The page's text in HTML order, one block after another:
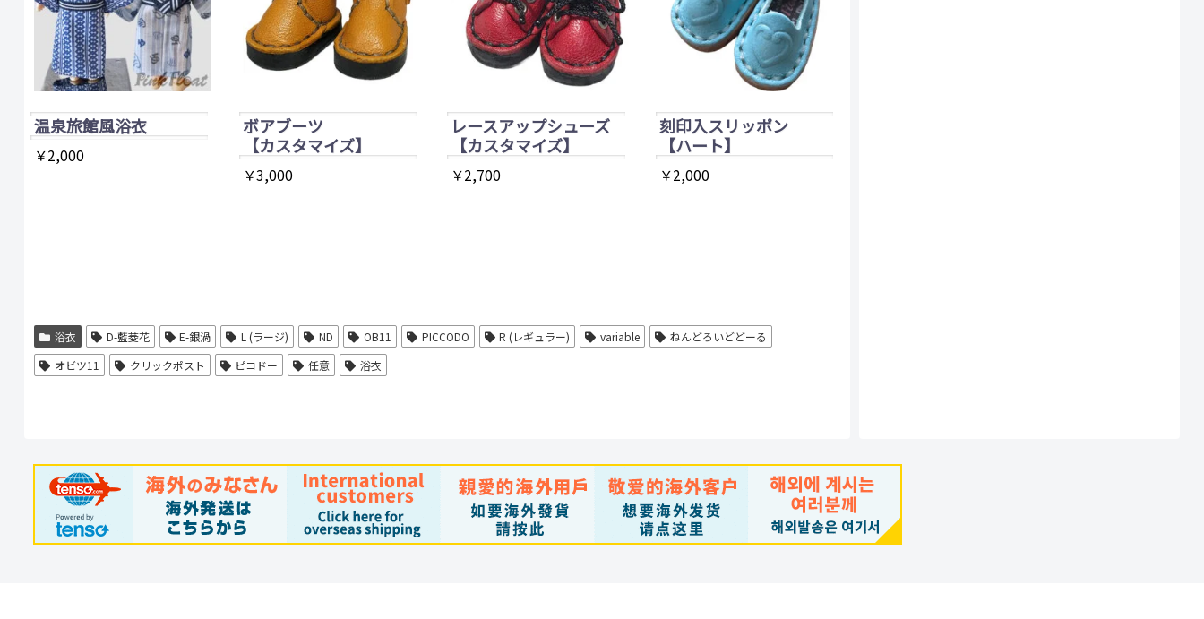
温泉旅館風浴衣
￥2,000
は
複
ボアブーツ
【カスタマイズ】
￥3,000
に
は
複
バ
リ
エ
ー
レースアップシューズ
【カスタマイズ】
￥2,700
に
は
バ
リ
ー
刻印入スリッポン
【ハート】
￥2,000
に
は
バ
リ
エ
ー
浴衣 D-藍菱花 E-銀渦 L (ラージ) ND OB11 PICCODO R (レギュラー) variable
ねんどろいどどーる
オビツ11
クリックポスト ピコドー 任意 浴衣